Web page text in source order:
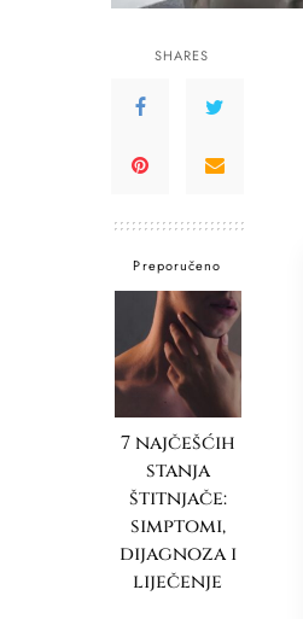
SHARES
Preporučeno
7 najčešćih
stanja
štitnjače:
simptomi,
dijagnoza i
liječenje